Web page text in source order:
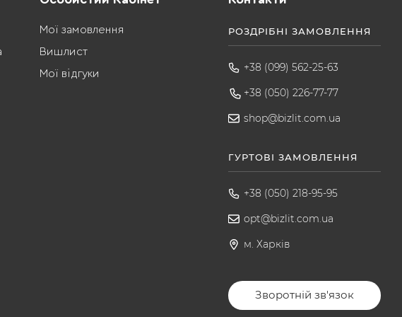
Мої замовлення
Вишлист
Мої відгуки
РОЗДРІБНІ ЗАМОВЛЕННЯ
+38 (099) 562-25-63
+38 (050) 226-77-77
shop@bizlit.com.ua
ГУРТОВІ ЗАМОВЛЕННЯ
+38 (050) 218-95-95
opt@bizlit.com.ua
м. Харків
Зворотній зв'язок